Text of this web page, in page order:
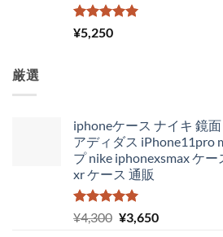
5段階中
5.00
¥5,250
厳選
iphoneケース ナイキ 鏡
アディダス iPhone11pro
プ nike iphonexsmax ケ
xr ケース 通販
5段階中
5.00
の評価
¥4,300 元
¥3,650現